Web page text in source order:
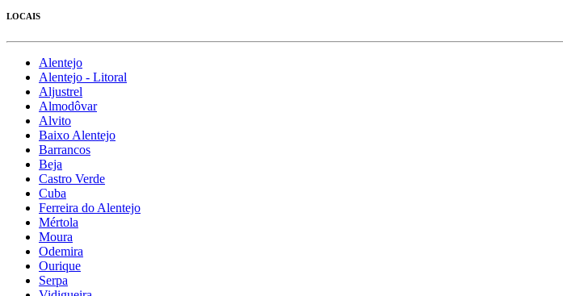
LOCAIS
Alentejo
Alentejo - Litoral
Aljustrel
Almodôvar
Alvito
Baixo Alentejo
Barrancos
Beja
Castro Verde
Cuba
Ferreira do Alentejo
Mértola
Moura
Odemira
Ourique
Serpa